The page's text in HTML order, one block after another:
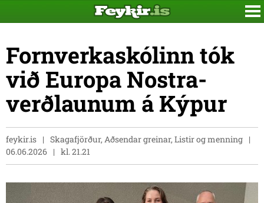
Fornverkaskólinn tók
við Europa Nostra-
verðlaunum á Kýpur
feykir.is
Skagafjörður, Aðsendar greinar, Listir og menning
06.06.2026
kl. 21.21